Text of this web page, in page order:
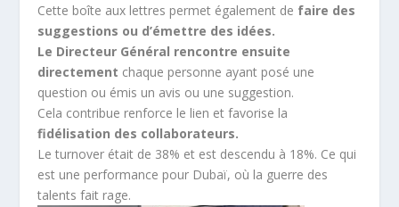
Cette boîte aux lettres permet également de faire des
suggestions ou d’émettre des idées.
Le Directeur Général rencontre ensuite
directement chaque personne ayant posé une
question ou émis un avis ou une suggestion.
Cela contribue renforce le lien et favorise la
fidélisation des collaborateurs.
Le turnover était de 38% et est descendu à 18%. Ce qui
est une performance pour Dubaï, où la guerre des
talents fait rage.